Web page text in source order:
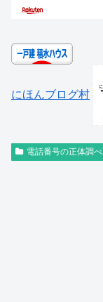
にほんブログ村
電話番号の正体調べ